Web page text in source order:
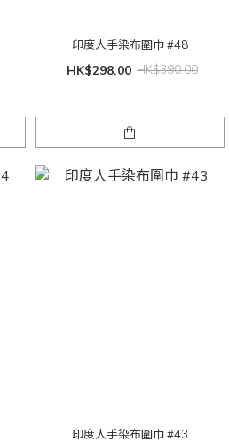
印度人手染布圍巾 #48
HK$298.00 HK$390.00
印度人手染布圍巾 #43